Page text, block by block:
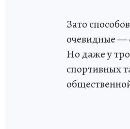
Зато
очевидные —
Но даже у
спортивных